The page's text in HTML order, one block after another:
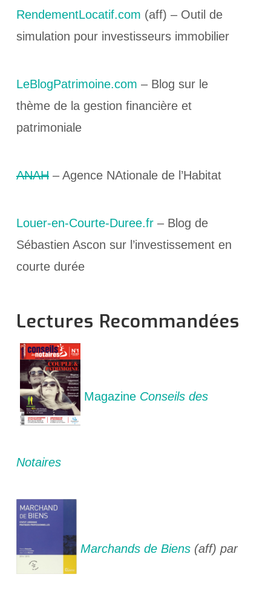
RendementLocatif.com (aff) – Outil de
simulation pour investisseurs immobilier
LeBlogPatrimoine.com – Blog sur le
thème de la gestion financière et
patrimoniale
ANAH– Agence NAtionale de l’Habitat
Louer-en-Courte-Duree.fr – Blog de
Sébastien Ascon sur l’investissement en
courte durée
Lectures Recommandées
Magazine Conseils des
Notaires
Marchands de Biens(aff) par